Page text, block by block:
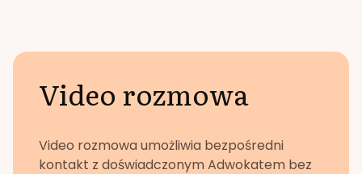
Video rozmowa
Video rozmowa umożliwia bezpośredni
kontakt z doświadczonym Adwokatem bez